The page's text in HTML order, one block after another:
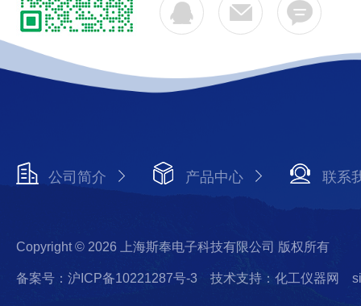
公司简介 产品中心 联系
Copyright © 2026 上海斯奉电子科技有限公司 版权所有
备案号：沪ICP备10221287号-3 技术支持：化工仪器网